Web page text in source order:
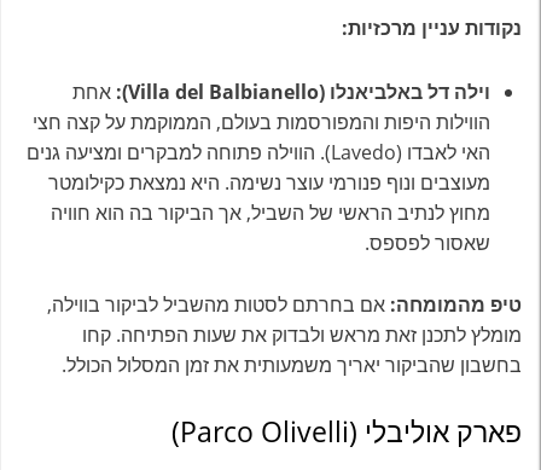
נקודות עניין מרכזיות:
וילה דל באלביאנלו (Villa del Balbianello):
אחת
הווילות היפות והמפורסמות בעולם, הממוקמת על קצה חצי
האי לאבדו (Lavedo). הווילה פתוחה למבקרים ומציעה גנים
מעוצבים ונוף פנורמי עוצר נשימה. היא נמצאת כקילומטר
מחוץ לנתיב הראשי של השביל, אך הביקור בה הוא חוויה
שאסור לפספס.
טיפ מהמומחה: אם בחרתם לסטות מהשביל לביקור בווילה,
מומלץ לתכנן זאת מראש ולבדוק את שעות הפתיחה. קחו
בחשבון שהביקור יאריך משמעותית את זמן המסלול הכולל.
פארק אוליבלי (Parco Olivelli)